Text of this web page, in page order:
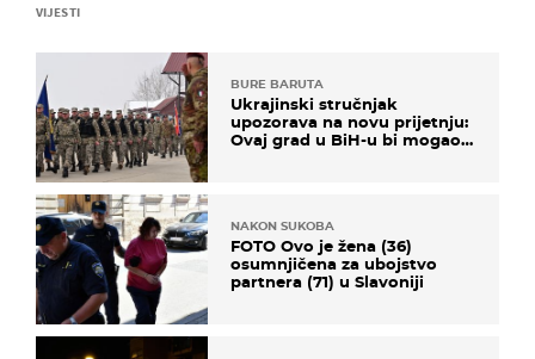
VIJESTI
BURE BARUTA
Ukrajinski stručnjak
upozorava na novu prijetnju:
Ovaj grad u BiH-u bi mogao
NAKON SUKOBA
FOTO Ovo je žena (36)
osumnjičena za ubojstvo
partnera (71) u Slavoniji